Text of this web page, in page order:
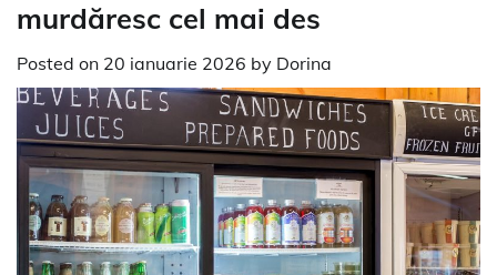
murdăresc cel mai des
Posted on 20 ianuarie 2026 by Dorina